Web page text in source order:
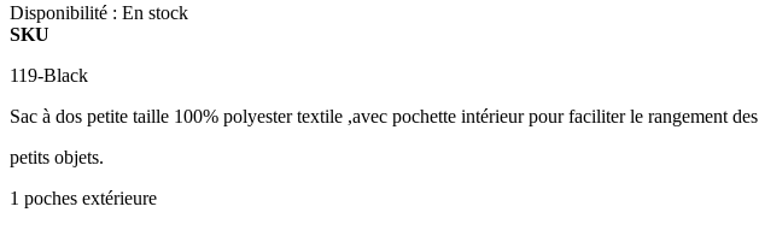
Disponibilité : En stock
SKU
119-Black
Sac à dos petite taille 100% polyester textile ,avec pochette intérieur pour faciliter le rangement des
petits objets.
1 poches extérieure